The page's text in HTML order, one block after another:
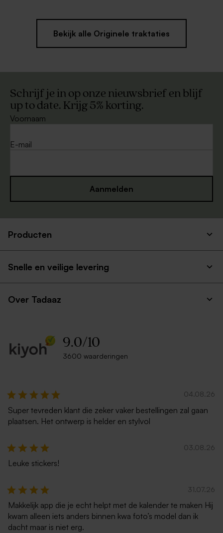
Bekijk alle Originele traktaties
Schrijf je in op onze nieuwsbrief en blijf
up to date. Krijg 5% korting.
Voornaam
E-mail
Aanmelden
Producten
Snelle en veilige levering
Over Tadaaz
9.0/10
3600 waarderingen
04.08.26
Super tevreden klant die zeker vaker bestellingen zal gaan
plaatsen. Het ontwerp is helder en stylvol
03.08.26
Leuke stickers!
31.07.26
Makkelijk app die je echt helpt met de kalender te maken Hij
kwam alleen iets anders binnen kwa foto’s model dan ik
dacht maar is niet erg.